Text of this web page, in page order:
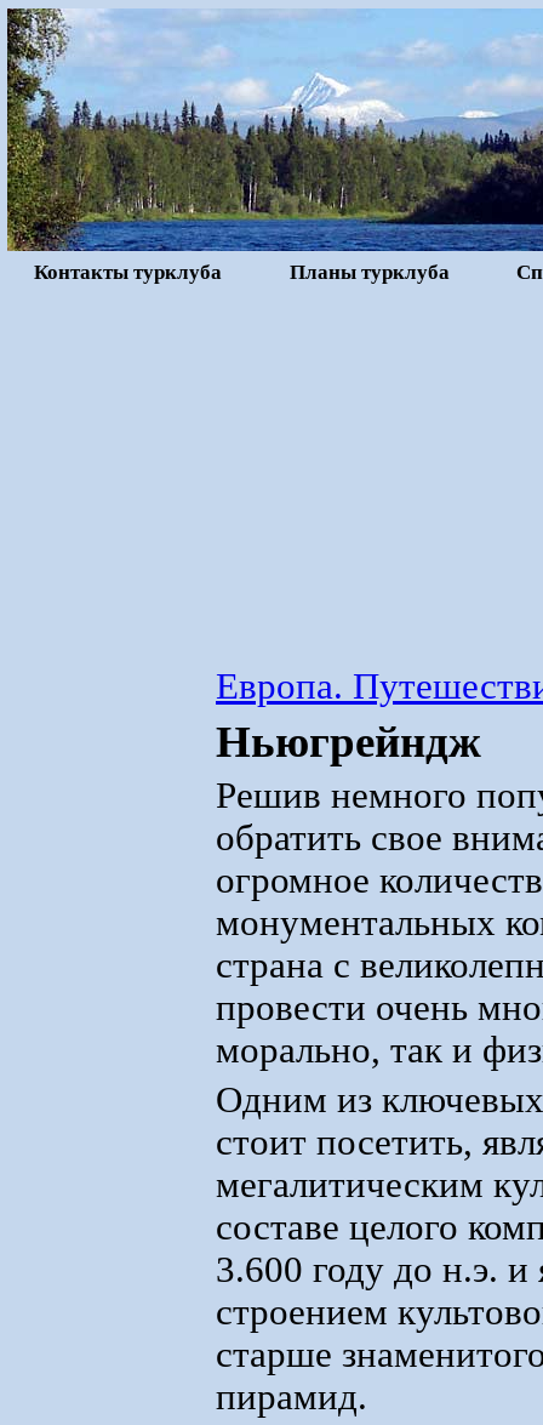
Контакты турклуба Планы турклуба
Европа.
Ньюгрейндж
Решив немного
обратить свое
огромное
монументальных
страна с
провести очень
морально, так и
Одним из ключевых
стоит посетить,
мегалитическим
составе целого
3.600 году до н.э.
строением
старше
пирамид.